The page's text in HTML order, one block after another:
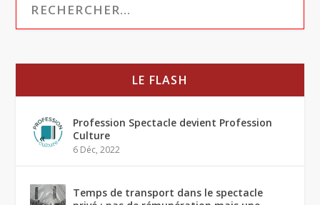
LE FLASH
Profession Spectacle devient Profession
Culture
6 Déc, 2022
Temps de transport dans le spectacle